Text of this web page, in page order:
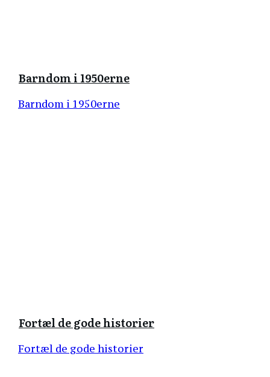
Barndom i 1950erne
Barndom i 1950erne
Fortæl de gode historier
Fortæl de gode historier